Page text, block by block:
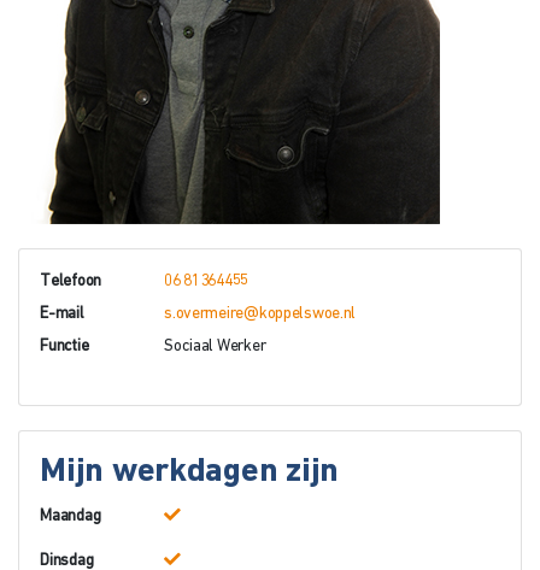
Telefoon 06 81364455
E-mail s.overmeire@koppelswoe.nl
Functie Sociaal Werker
Mijn werkdagen zijn
Maandag
Dinsdag